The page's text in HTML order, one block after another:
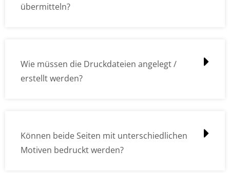
übermitteln?
Wie müssen die Druckdateien angelegt /
erstellt werden?
Können beide Seiten mit unterschiedlichen
Motiven bedruckt werden?